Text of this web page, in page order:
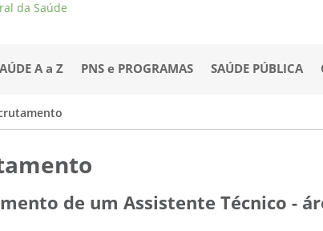
A a Z PNS e PROGRAMAS SAÚDE PÚBLICA
de um Assistente Técnico -